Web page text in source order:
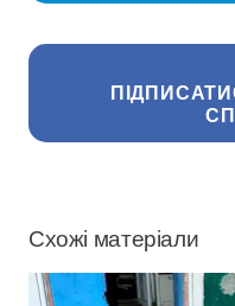
Схожі матеріали